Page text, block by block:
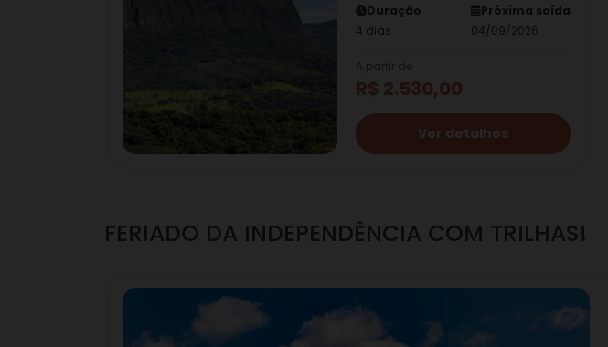
Duração
4 dias
Próxima saída
04/09/2026
R$ 2.530,00
Ver detalhes
FERIADO DA INDEPENDÊNCIA COM TRILHAS!